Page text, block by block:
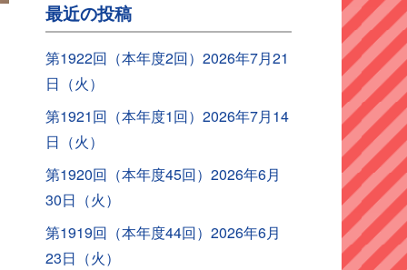
最近の投稿
第1922回（本年度2回）2026年7月21
日（火）
第1921回（本年度1回）2026年7月14
日（火）
第1920回（本年度45回）2026年6月
30日（火）
第1919回（本年度44回）2026年6月
23日（火）